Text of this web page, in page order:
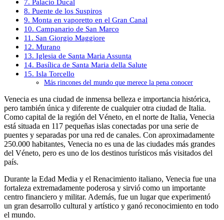
7. Palacio Ducal
8. Puente de los Suspiros
9. Monta en vaporetto en el Gran Canal
10. Campanario de San Marco
11. San Giorgio Maggiore
12. Murano
13. Iglesia de Santa Maria Assunta
14. Basílica de Santa Maria della Salute
15. Isla Torcello
Más rincones del mundo que merece la pena conocer
Venecia es una ciudad de inmensa belleza e importancia histórica,
pero también única y diferente de cualquier otra ciudad de Italia.
Como capital de la región del Véneto, en el norte de Italia, Venecia
está situada en 117 pequeñas islas conectadas por una serie de
puentes y separadas por una red de canales. Con aproximadamente
250.000 habitantes, Venecia no es una de las ciudades más grandes
del Véneto, pero es uno de los destinos turísticos más visitados del
país.
Durante la Edad Media y el Renacimiento italiano, Venecia fue una
fortaleza extremadamente poderosa y sirvió como un importante
centro financiero y militar. Además, fue un lugar que experimentó
un gran desarrollo cultural y artístico y ganó reconocimiento en todo
el mundo.